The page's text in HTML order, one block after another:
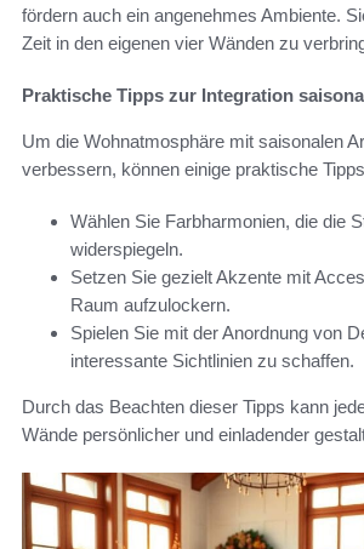
fördern auch ein angenehmes Ambiente.
Zeit in den eigenen vier Wänden zu
Praktische Tipps zur Integration
Um die Wohnatmosphäre mit saisonalen
verbessern, können einige praktische
Wählen Sie Farbharmonien, die die
widerspiegeln.
Setzen Sie gezielt Akzente mit
Raum aufzulockern.
Spielen Sie mit der Anordnung von
interessante Sichtlinien zu schaffen.
Durch das Beachten dieser Tipps kann
Wände persönlicher und einladender